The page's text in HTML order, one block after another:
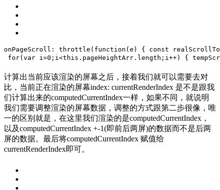
onPageScroll: throttle(function(e) { const
for( var i=0 ;i<this .pageHeightArr.length;i++) {
计算出当前应该渲染的屏幕之后，接着我们就可以需要去对
比，当前正在渲染的屏幕index: currentRenderIndex 是不是跟我
们计算出来的computedCurrentIndex一样，如果不同，就说明
我们需要调整渲染的屏幕数据，调整的方式跟第二步很像，唯
一的区别就是，在这里我们渲染的是computedCurrentIndex，
以及computedCurrentIndex +-1(即前后两屏)的数据而不是后两
屏的数据。最后将computedCurrentIndex 赋值给
currentRenderIndex即可。